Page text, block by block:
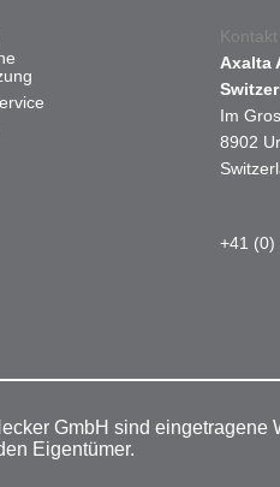
Kontakt
Axalta
Im
8902
+41 (0)
GmbH sind eingetragene
Eigentümer.